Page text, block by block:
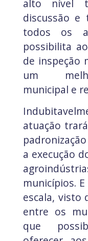
alto nível
discussão e
todos os
possibilita
de inspeção
um
municipal e
atuação
a execução
municípios.
escala, visto
entre os
que